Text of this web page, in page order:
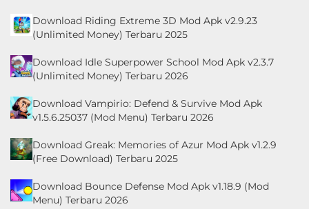
Download Riding Extreme 3D Mod Apk v2.9.23
(Unlimited Money) Terbaru 2025
Download Idle Superpower School Mod Apk v2.3.7
(Unlimited Money) Terbaru 2026
Download Vampirio: Defend & Survive Mod Apk
v1.5.6.25037 (Mod Menu) Terbaru 2026
Download Greak: Memories of Azur Mod Apk v1.2.9
(Free Download) Terbaru 2025
Download Bounce Defense Mod Apk v1.18.9 (Mod
Menu) Terbaru 2026